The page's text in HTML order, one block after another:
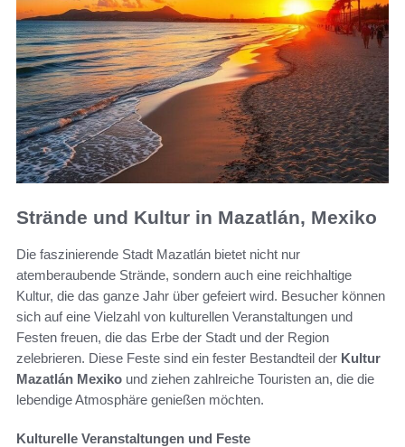
Strände und Kultur in Mazatlán, Mexiko
Die faszinierende Stadt Mazatlán bietet nicht nur
atemberaubende Strände, sondern auch eine reichhaltige
Kultur, die das ganze Jahr über gefeiert wird. Besucher können
sich auf eine Vielzahl von kulturellen Veranstaltungen und
Festen freuen, die das Erbe der Stadt und der Region
zelebrieren. Diese Feste sind ein fester Bestandteil der Kultur
Mazatlán Mexiko und ziehen zahlreiche Touristen an, die die
lebendige Atmosphäre genießen möchten.
Kulturelle Veranstaltungen und Feste